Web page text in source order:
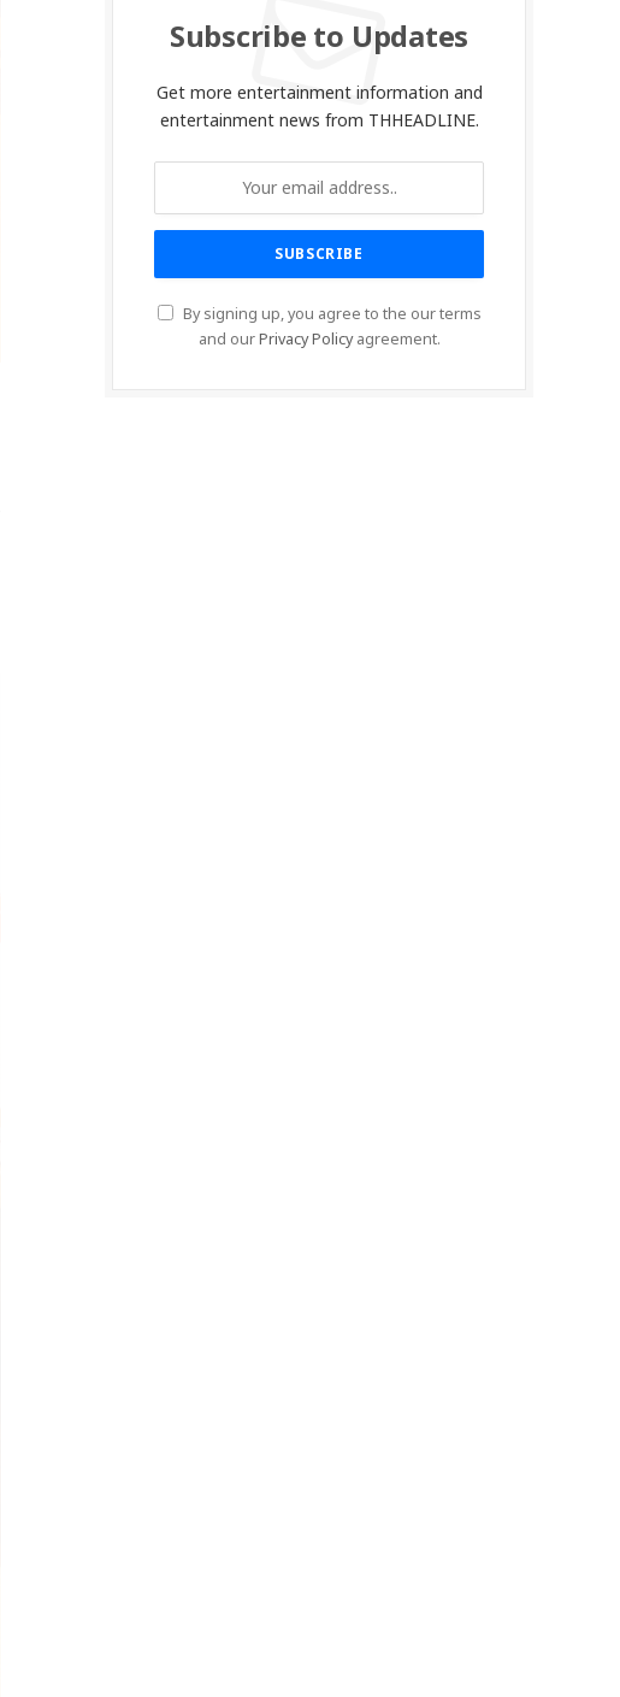
Subscribe to Updates
Get more entertainment information and
entertainment news from THHEADLINE.
By signing up, you agree to the our terms
and ourPrivacy Policyagreement.